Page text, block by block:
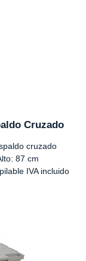
Cruzado
cruzado
87 cm
IVA incluido